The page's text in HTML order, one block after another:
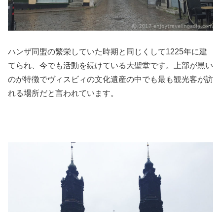
ハンザ同盟の繁栄していた時期と同じくして1225年に建
てられ、今でも活動を続けている大聖堂です。上部が黒い
のが特徴でヴィスビィの文化遺産の中でも最も観光客が訪
れる場所だと言われています。